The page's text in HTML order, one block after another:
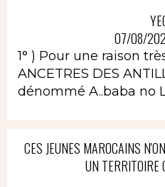
07/08/
1° ) Pour une raison
ANCETRES DES
dénommé A..baba no
CES JEUNES MAROCAINS
UN TERRITOIRE